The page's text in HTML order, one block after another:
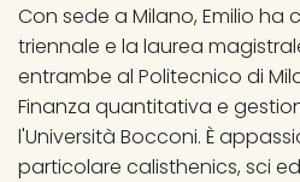
Con sede a Milano, Emilio ha
triennale e la laurea
entrambe al Politecnico di
Finanza quantitativa e
l'Università Bocconi. È
particolare calisthenics, sci